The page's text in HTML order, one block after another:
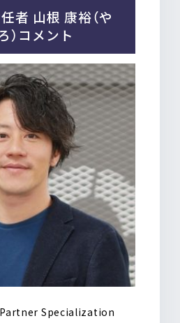
者 山根 康裕（や
）コメント
Partner Specialization